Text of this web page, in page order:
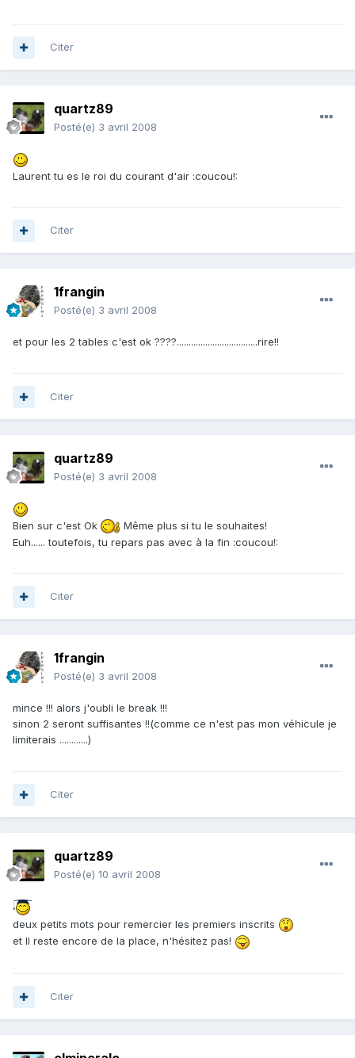
Citer
quartz89
Posté(e) 3 avril 2008
Laurent tu es le roi du courant d'air :coucou!:
Citer
1frangin
Posté(e) 3 avril 2008
et pour les 2 tables c'est ok ????..................................rire!!
Citer
quartz89
Posté(e) 3 avril 2008
Bien sur c'est Ok
Même plus si tu le souhaites!
Euh...... toutefois, tu repars pas avec à la fin :coucou!:
Citer
1frangin
Posté(e) 3 avril 2008
mince !!! alors j'oubli le break !!!
sinon 2 seront suffisantes !!(comme ce n'est pas mon véhicule je
limiterais ............)
Citer
quartz89
Posté(e) 10 avril 2008
deux petits mots pour remercier les premiers inscrits
et Il reste encore de la place, n'hésitez pas!
Citer